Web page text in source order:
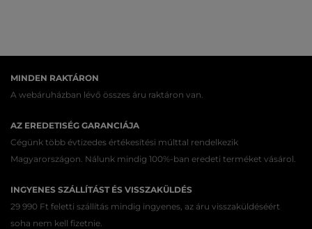
MINDEN RAKTÁRON
A webáruházban lévő összes áru raktáron van.
AZ EREDETISÉG GARANCIÁJA
Cégünk több évtizedes értékesítési múlttal rendelkezik
Magyarországon. Nálunk mindig 100%-ban eredeti terméket vásárol.
INGYENES SZÁLLÍTÁST ÉS VISSZAKÜLDÉS
29 990 Ft feletti szállítás mindig ingyenes, az áru visszaküldéséért
soha nem kell fizetnie.